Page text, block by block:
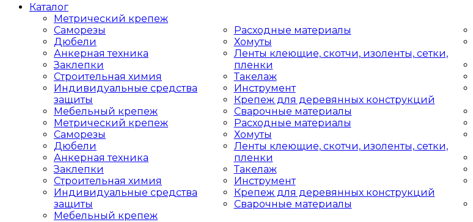
Каталог
Метрический крепеж
Саморезы
Дюбели
Анкерная техника
Заклепки
Строительная химия
Индивидуальные средства
защиты
Мебельный крепеж
Метрический крепеж
Саморезы
Дюбели
Анкерная техника
Заклепки
Строительная химия
Индивидуальные средства
защиты
Мебельный крепеж
Расходные материалы
Хомуты
Ленты клеющие, скотчи, изоленты, сетки,
пленки
Такелаж
Инструмент
Крепеж для деревянных конструкций
Сварочные материалы
Расходные материалы
Хомуты
Ленты клеющие, скотчи, изоленты, сетки,
пленки
Такелаж
Инструмент
Крепеж для деревянных конструкций
Сварочные материалы